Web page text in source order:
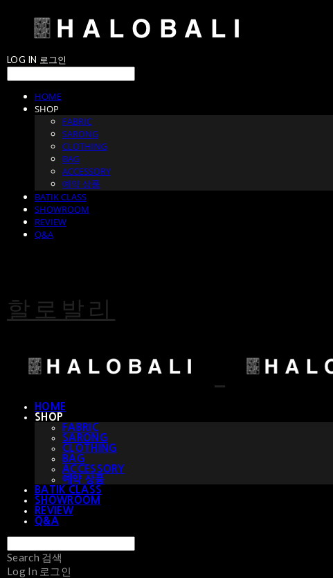
LOG IN 로그인
HOME
SHOP
FABRIC
SARONG
CLOTHING
BAG
ACCESSORY
예약 상품
BATIK CLASS
SHOWROOM
REVIEW
Q&A
할로발리
HOME
SHOP
FABRIC
SARONG
CLOTHING
BAG
ACCESSORY
예약 상품
BATIK CLASS
SHOWROOM
REVIEW
Q&A
Search 검색
Log In 로그인